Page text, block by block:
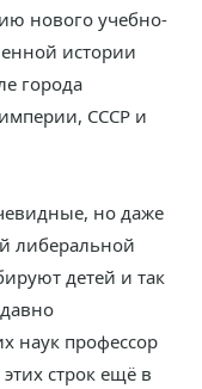
нового учебно-
истории
города
СССР и
но даже
либеральной
детей и так
наук профессор
строк ещё в